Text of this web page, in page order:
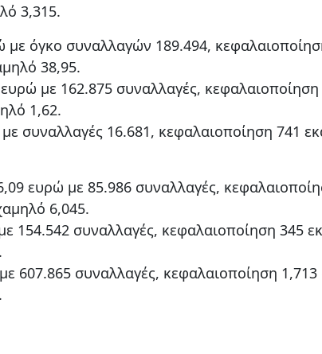
3,315.
με όγκο συναλλαγών 189.494,
38,95.
με 162.875 συναλλαγές,
1,62.
συναλλαγές 16.681, κεφαλαιοποίηση 741
ευρώ με 85.986 συναλλαγές,
6,045.
154.542 συναλλαγές, κεφαλαιοποίηση 345
607.865 συναλλαγές, κεφαλαιοποίηση 1,713